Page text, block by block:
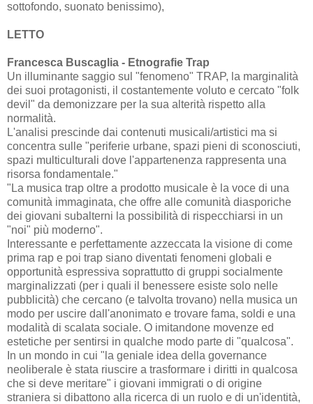
sottofondo, suonato benissimo),
LETTO
Francesca Buscaglia - Etnografie Trap
Un illuminante saggio sul "fenomeno" TRAP, la marginalità
dei suoi protagonisti, il costantemente voluto e cercato "folk
devil" da demonizzare per la sua alterità rispetto alla
normalità.
L'analisi prescinde dai contenuti musicali/artistici ma si
concentra sulle "periferie urbane, spazi pieni di sconosciuti,
spazi multiculturali dove l'appartenenza rappresenta una
risorsa fondamentale."
"La musica trap oltre a prodotto musicale è la voce di una
comunità immaginata, che offre alle comunità diasporiche
dei giovani subalterni la possibilità di rispecchiarsi in un
"noi" più moderno".
Interessante e perfettamente azzeccata la visione di come
prima rap e poi trap siano diventati fenomeni globali e
opportunità espressiva soprattutto di gruppi socialmente
marginalizzati (per i quali il benessere esiste solo nelle
pubblicità) che cercano (e talvolta trovano) nella musica un
modo per uscire dall'anonimato e trovare fama, soldi e una
modalità di scalata sociale. O imitandone movenze ed
estetiche per sentirsi in qualche modo parte di "qualcosa".
In un mondo in cui "la geniale idea della governance
neoliberale è stata riuscire a trasformare i diritti in qualcosa
che si deve meritare" i giovani immigrati o di origine
straniera si dibattono alla ricerca di un ruolo e di un'identità,